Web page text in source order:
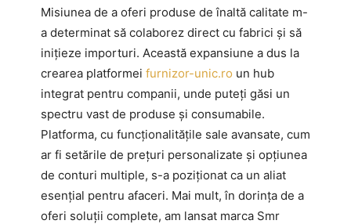
Misiunea de a oferi produse de înaltă calitate m-
a determinat să colaborez direct cu fabrici și să
inițieze importuri. Această expansiune a dus la
crearea platformei furnizor-unic.ro un hub
integrat pentru companii, unde puteți găsi un
spectru vast de produse și consumabile.
Platforma, cu funcționalitățile sale avansate, cum
ar fi setările de prețuri personalizate și opțiunea
de conturi multiple, s-a poziționat ca un aliat
esențial pentru afaceri. Mai mult, în dorința de a
oferi soluții complete, am lansat marca Smr